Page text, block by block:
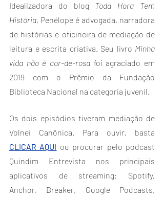
Idealizadora do blog Toda Hora Tem
História, Penélope é advogada, narradora
de histórias e oficineira de mediação de
leitura e escrita criativa. Seu livro Minha
vida não é cor-de-rosa foi agraciado em
2019 com o Prêmio da Fundação
Biblioteca Nacional na categoria juvenil.
Os dois episódios tiveram mediação de
CLICAR AQUI ou procurar pelo podcast
Quindim Entrevista nos principais
aplicativos de streaming: Spotify,
Anchor, Breaker, Google Podcasts,